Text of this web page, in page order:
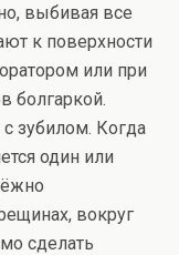
выбивая все
к поверхности
или при
болгаркой.
зубилом. Когда
один или
вокруг
сделать